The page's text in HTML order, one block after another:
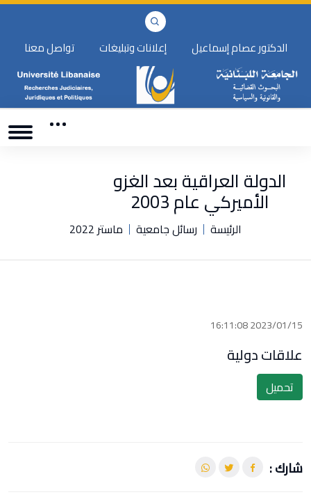
الدكتور عصام إسماعيل إعلانات وتبليغات تواصل معنا
الدولة العراقية بعد الغزو
الأميركي عام 2003
الرئيسة رسائل جامعية ماستر 2022
2023/01/15 16:11:08
علاقات دولية
تحميل
شارك :